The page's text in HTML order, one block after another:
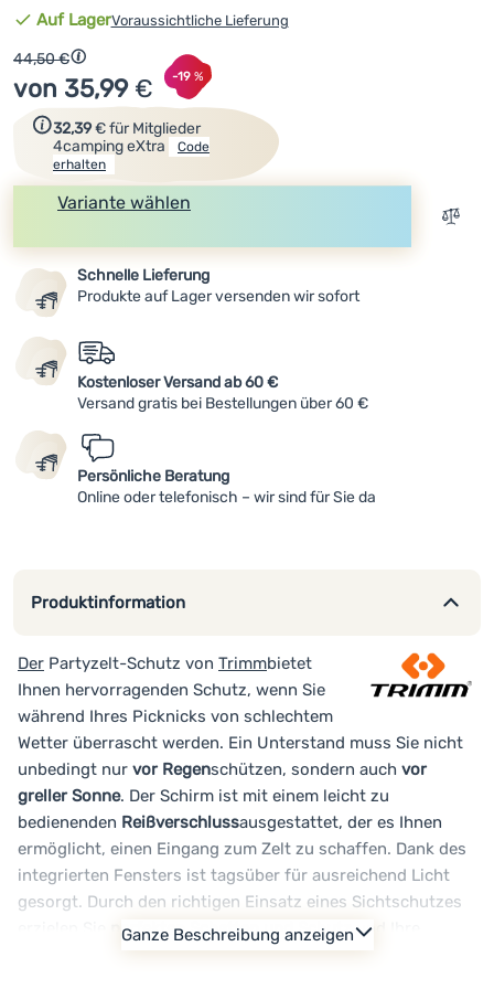
Anmelden /
Registrieren
Verfügbarkeit
Auf LagerVoraussichtliche Lieferung
Ursprünglicher Preis
44,50€ Rabatt berechnet vom niedrigsten Preis 30 Tage vor der
Rabatt
-19%
von 35,99 €
Zum Erhalt des Rabattcodes einfach registrieren.
32,39€für Mitglieder
4camping eXtra
Code
erhalten
Variante wählen
Zum
Schnelle Lieferung
Produkte auf Lager versenden wir sofort
Kostenloser Versand ab 60 €
Versand gratis bei Bestellungen über 60 €
Persönliche Beratung
Online oder telefonisch – wir sind für Sie da
Produktinformation
Der Partyzelt-Schutz von Trimmbietet
Ihnen hervorragenden Schutz, wenn Sie
während Ihres Picknicks von schlechtem
Wetter überrascht werden. Ein Unterstand muss Sie nicht
unbedingt nur vor Regenschützen, sondern auch vor
greller Sonne. Der Schirm ist mit einem leicht zu
bedienenden Reißverschlussausgestattet, der es Ihnen
ermöglicht, einen Eingang zum Zelt zu schaffen. Dank des
integrierten Fensters ist tagsüber für ausreichend Licht
gesorgt. Durch den richtigen Einsatz eines Sichtschutzes
perfekten Schatten und Schutzund Ihre
Gartenparty wirdgemütlicher.
Ganze Beschreibung anzeigen